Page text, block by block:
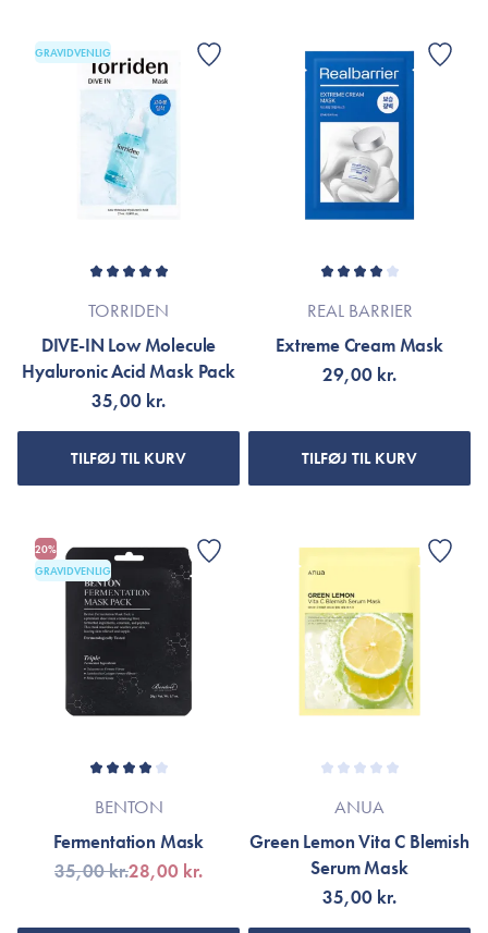
GRAVIDVENLIG
TORRIDEN
DIVE-IN Low Molecule
Hyaluronic Acid Mask Pack
35,00 kr.
TILFØJ TIL KURV
REAL BARRIER
Extreme Cream Mask
29,00 kr.
TILFØJ TIL KURV
20%
GRAVIDVENLIG
BENTON
Fermentation Mask
35,00 kr.28,00 kr.
ANUA
Green Lemon Vita C Blemish
Serum Mask
35,00 kr.